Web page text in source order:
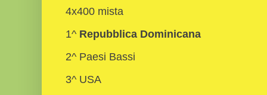
4x400 mista
1^ Repubblica Dominicana
2^ Paesi Bassi
3^ USA